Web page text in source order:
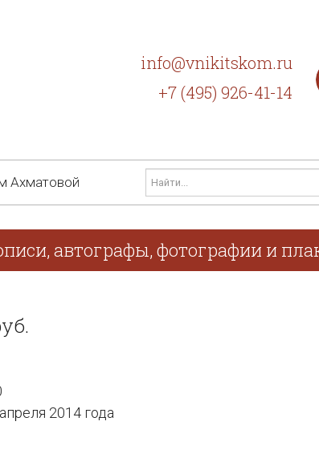
info@vnikitskom.ru
+7 (495) 926-41-14
Ахматовой
автографы, фотографии и
2014 года